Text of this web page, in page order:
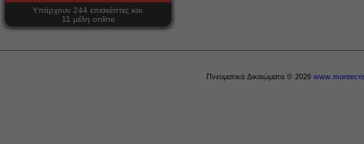
Υπάρχουν 244 επισκέπτες και
11 μέλη online
Πνευματικά Δικαιώματα © 2026